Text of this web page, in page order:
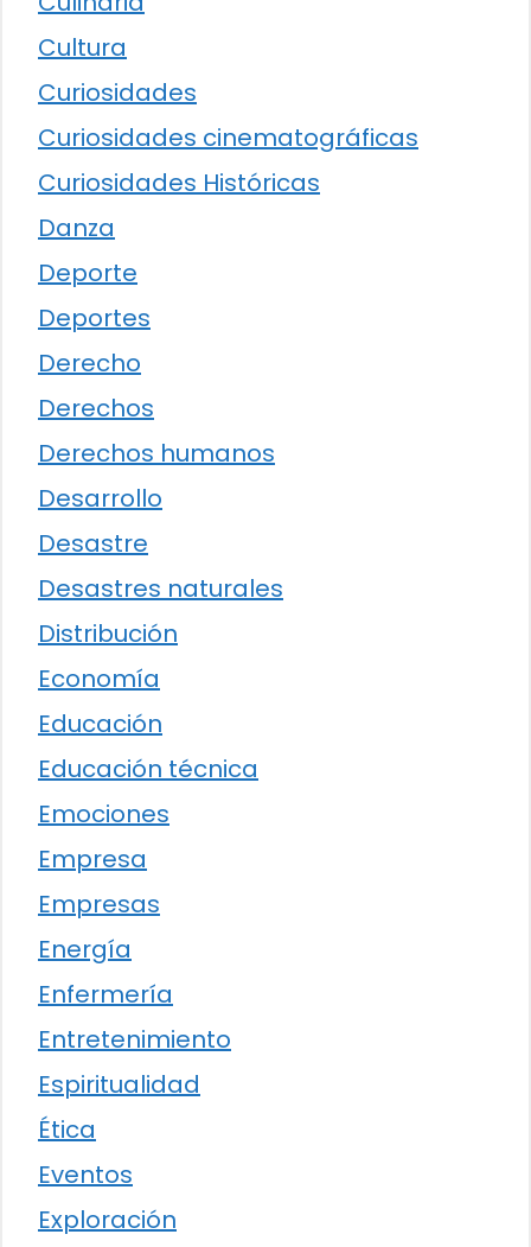
Cultura
Curiosidades
Curiosidades cinematográficas
Curiosidades Históricas
Danza
Deporte
Deportes
Derecho
Derechos
Derechos humanos
Desarrollo
Desastre
Desastres naturales
Distribución
Economía
Educación
Educación técnica
Emociones
Empresa
Empresas
Energía
Enfermería
Entretenimiento
Espiritualidad
Ética
Eventos
Exploración